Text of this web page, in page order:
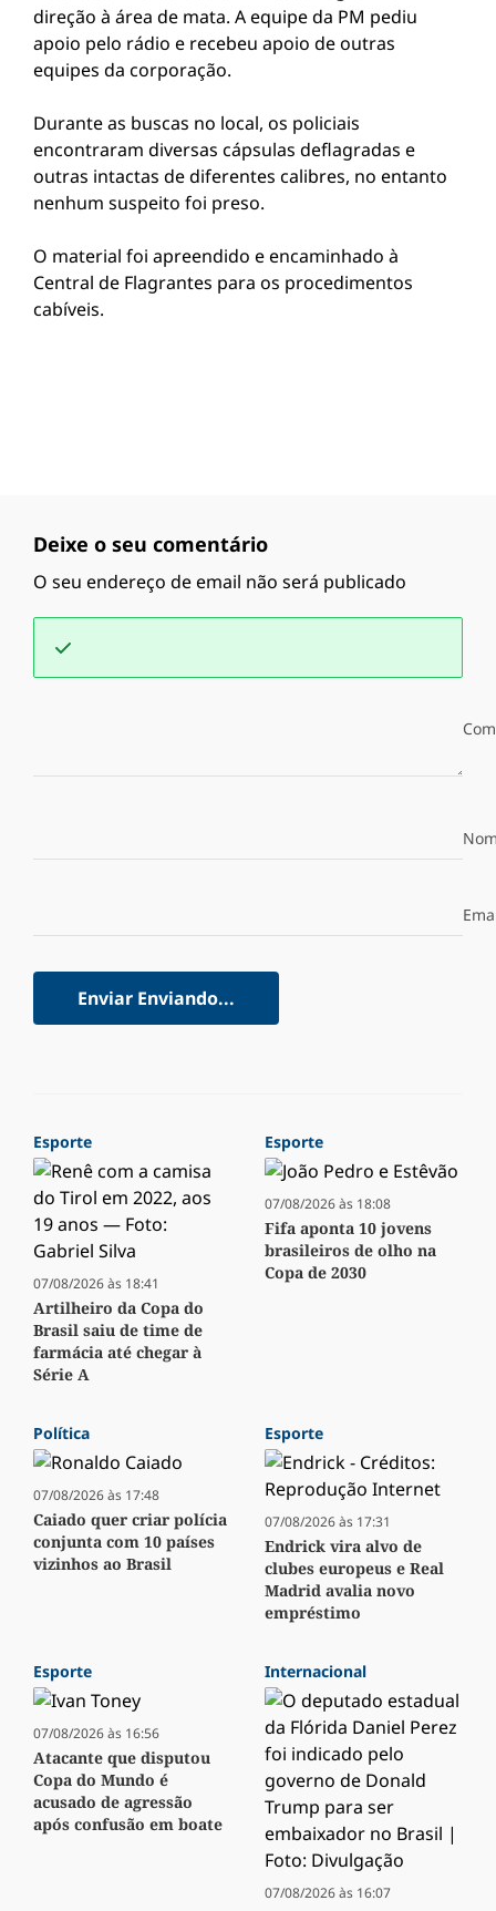
direção à área de mata. A equipe da PM pediu
apoio pelo rádio e recebeu apoio de outras
equipes da corporação.
Durante as buscas no local, os policiais
encontraram diversas cápsulas deflagradas e
outras intactas de diferentes calibres, no entanto
nenhum suspeito foi preso.
O material foi apreendido e encaminhado à
Central de Flagrantes para os procedimentos
cabíveis.
Deixe o seu comentário
O seu endereço de email não será publicado
Enviar Enviando...
Esporte
07/08/2026 às 18:41
Artilheiro da Copa do
Brasil saiu de time de
farmácia até chegar à
Série A
Esporte
07/08/2026 às 18:08
Fifa aponta 10 jovens
brasileiros de olho na
Copa de 2030
Política
07/08/2026 às 17:48
Caiado quer criar polícia
conjunta com 10 países
vizinhos ao Brasil
Esporte
07/08/2026 às 17:31
Endrick vira alvo de
clubes europeus e Real
Madrid avalia novo
empréstimo
Esporte
07/08/2026 às 16:56
Atacante que disputou
Copa do Mundo é
acusado de agressão
após confusão em boate
Internacional
07/08/2026 às 16:07